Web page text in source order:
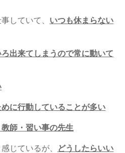
していて、 いつも休まらない
ろ出来てしまうので常に動いて
めに行動していることが多い
師・習い事の先生
じているが、
どうしたらいい